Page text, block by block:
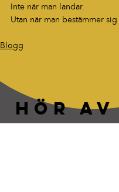
Inte när man landar.
Utan när man bestämmer sig
Blogg
HÖR